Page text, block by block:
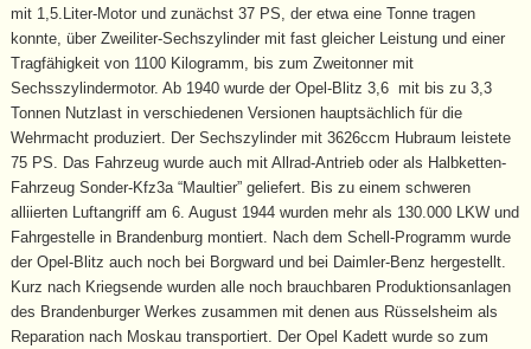
mit 1,5.Liter-Motor und zunächst 37 PS, der etwa eine Tonne tragen
konnte, über Zweiliter-Sechszylinder mit fast gleicher Leistung und einer
Tragfähigkeit von 1100 Kilogramm, bis zum Zweitonner mit
Sechsszylindermotor. Ab 1940 wurde der Opel-Blitz 3,6 mit bis zu 3,3
Tonnen Nutzlast in verschiedenen Versionen hauptsächlich für die
Wehrmacht produziert. Der Sechszylinder mit 3626ccm Hubraum leistete
75 PS. Das Fahrzeug wurde auch mit Allrad-Antrieb oder als Halbketten-
Fahrzeug Sonder-Kfz3a “Maultier” geliefert. Bis zu einem schweren
alliierten Luftangriff am 6. August 1944 wurden mehr als 130.000 LKW und
Fahrgestelle in Brandenburg montiert. Nach dem Schell-Programm wurde
der Opel-Blitz auch noch bei Borgward und bei Daimler-Benz hergestellt.
Kurz nach Kriegsende wurden alle noch brauchbaren Produktionsanlagen
des Brandenburger Werkes zusammen mit denen aus Rüsselsheim als
Reparation nach Moskau transportiert. Der Opel Kadett wurde so zum